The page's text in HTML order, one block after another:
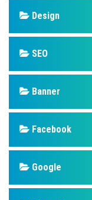
Design
SEO
Banner
Facebook
Google